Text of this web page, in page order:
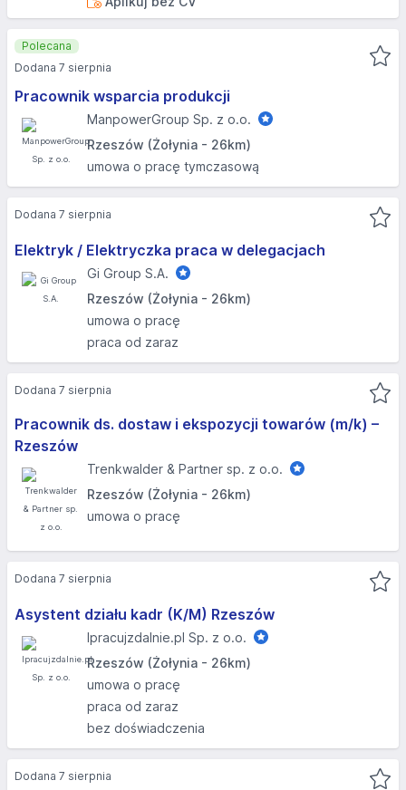
Pracownik wsparcia produkcji
ManpowerGroup Sp. z o.o.
Rzeszów (Żołynia - 26km)
umowa o pracę tymczasową
Polecana
Dodana 7 sierpnia
Elektryk / Elektryczka praca w delegacjach
Gi Group S.A.
Rzeszów (Żołynia - 26km)
umowa o pracę
praca od zaraz
Dodana 7 sierpnia
Pracownik ds. dostaw i ekspozycji towarów (m/k) –
Rzeszów
Trenkwalder & Partner sp. z o.o.
Rzeszów (Żołynia - 26km)
umowa o pracę
Dodana 7 sierpnia
Asystent działu kadr (K/M) Rzeszów
Ipracujzdalnie.pl Sp. z o.o.
Rzeszów (Żołynia - 26km)
umowa o pracę
praca od zaraz
bez doświadczenia
Dodana 7 sierpnia
Dodana 7 sierpnia